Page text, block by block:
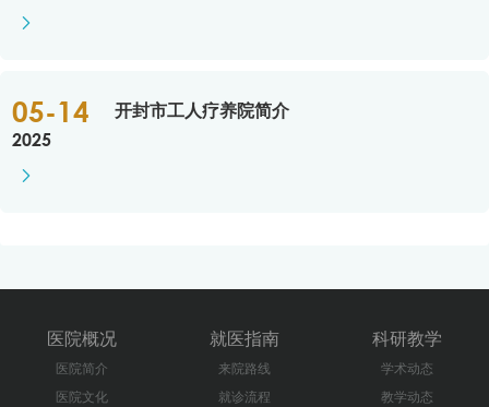

05-14
2025

开封市工人疗养院简介
医院概况
医院简介
医院文化
就医指南
来院路线
就诊流程
科研教学
学术动态
教学动态